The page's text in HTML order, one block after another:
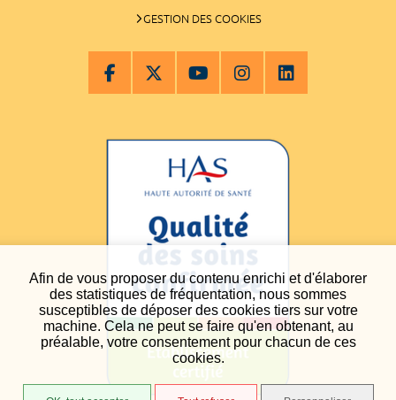
Afin de vous proposer du contenu enrichi et d'élaborer
des statistiques de fréquentation, nous sommes
susceptibles de déposer des cookies tiers sur votre
machine. Cela ne peut se faire qu'en obtenant, au
préalable, votre consentement pour chacun de ces
cookies.
GESTION DES COOKIES